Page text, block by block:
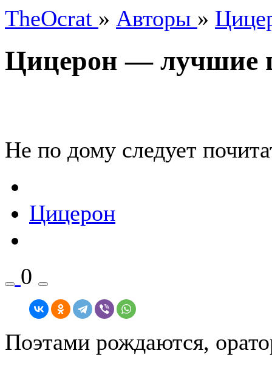
TheOcrat » Авторы »
Цицерон — лучшие
Не по дому следует
Цицерон
0
Поэтами рождаются,